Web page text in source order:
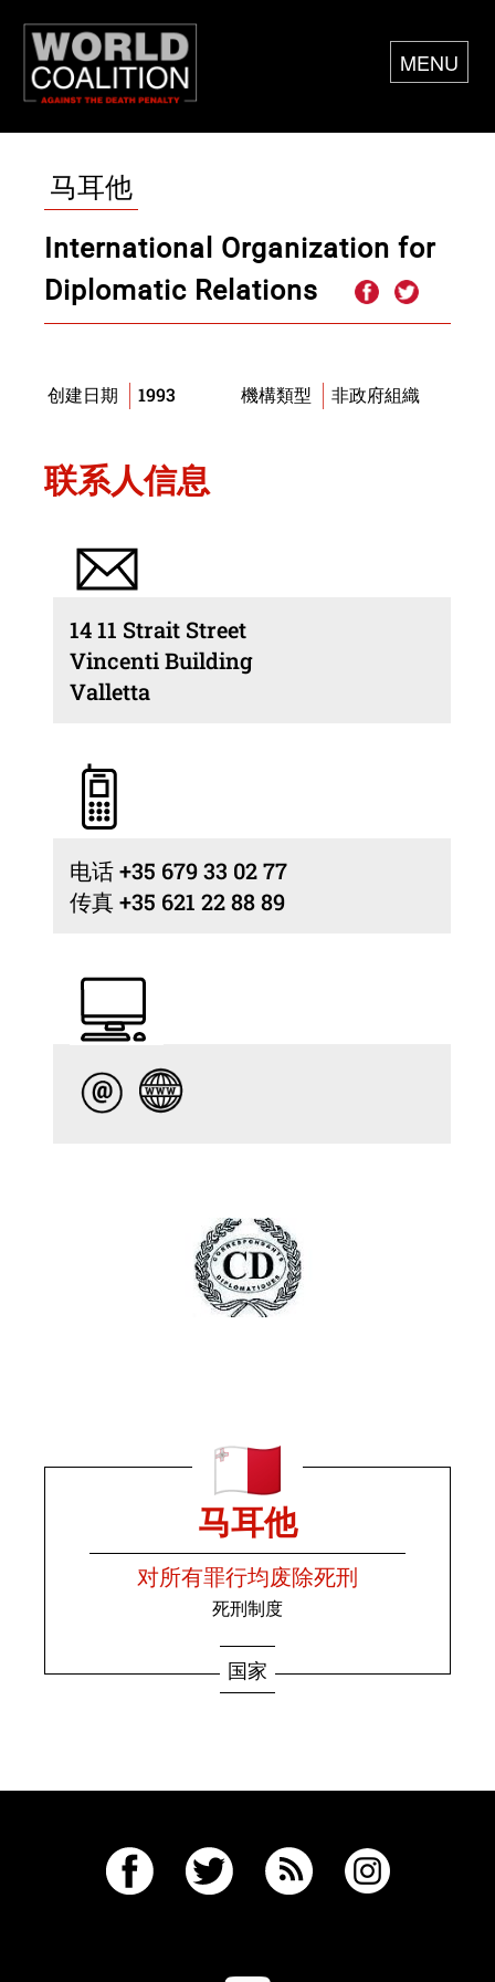
MENU
马耳他
International Organization for
Diplomatic Relations
创建日期 1993 機構類型 非政府組織
联系人信息
14 11 Strait Street
Vincenti Building
Valletta
电话 +35 679 33 02 77
传真 +35 621 22 88 89
马耳他
对所有罪行均废除死刑
死刑制度
国家